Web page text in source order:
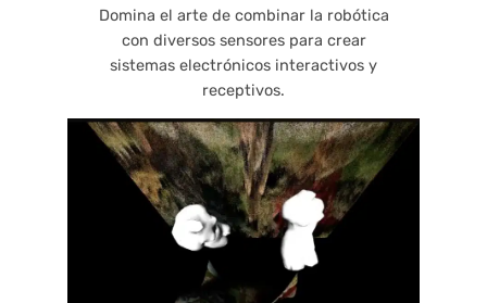
Domina el arte de combinar la robótica
con diversos sensores para crear
sistemas electrónicos interactivos y
receptivos.